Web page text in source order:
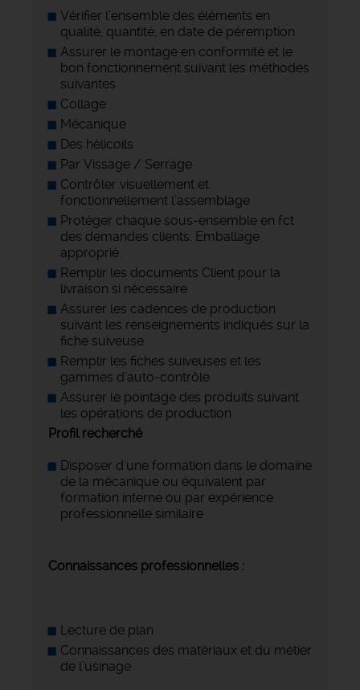
Vérifier l’ensemble des éléments en
qualité, quantité, en date de péremption
Assurer le montage en conformité et le
bon fonctionnement suivant les méthodes
suivantes
Collage
Mécanique
Des hélicoils
Par Vissage / Serrage
Contrôler visuellement et
fonctionnellement l’assemblage
Protéger chaque sous-ensemble en fct
des demandes clients. Emballage
approprié.
Remplir les documents Client pour la
livraison si nécessaire
Assurer les cadences de production
suivant les renseignements indiqués sur la
fiche suiveuse
Remplir les fiches suiveuses et les
gammes d’auto-contrôle
Assurer le pointage des produits suivant
les opérations de production
Profil recherché
Disposer d'une formation dans le domaine
de la mécanique ou équivalent par
formation interne ou par expérience
professionnelle similaire
Connaissances professionnelles :
Lecture de plan
Connaissances des matériaux et du métier
de l’usinage